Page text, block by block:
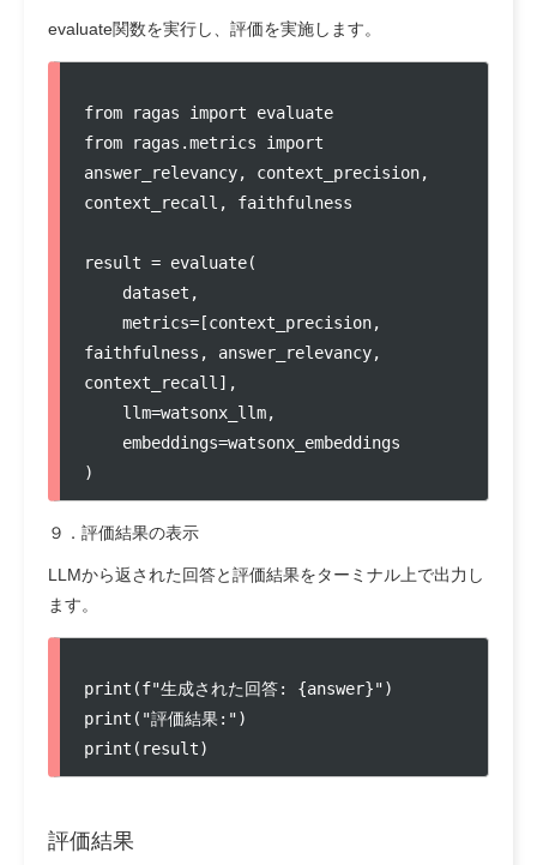
evaluate関数を実行し、評価を実施します。
from ragas import evaluate
from ragas.metrics import
answer_relevancy, context_precision,
context_recall, faithfulness
result = evaluate(
faithfulness, answer_relevancy,
context_recall],
)
９．評価結果の表示
LLMから返された回答と評価結果をターミナル上で出力し
ます。
print(f"生成された回答: {answer}")
print("評価結果:")
print(result)
評価結果